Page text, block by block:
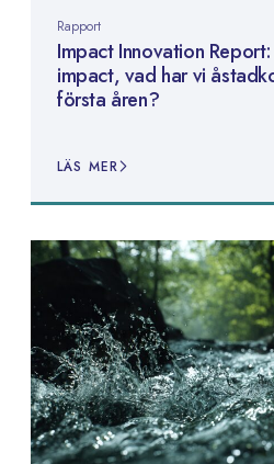
Rapport
Impact Innovation
impact, vad har vi
första åren?
LÄS MER